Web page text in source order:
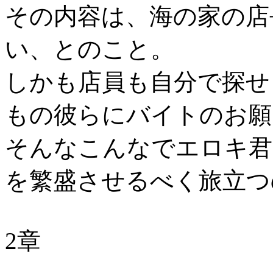
その内容は、海の家の
い、とのこと。
しかも店員も自分で探
もの彼らにバイトのお
そんなこんなでエロキ
を繁盛させるべく旅立
2章